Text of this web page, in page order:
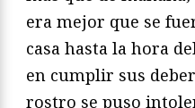
era mejor que se
casa hasta la hora
en cumplir sus
rostro se puso